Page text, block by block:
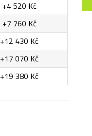
+4 520 Kč
+7 760 Kč
+12 430 Kč
+17 070 Kč
+19 380 Kč